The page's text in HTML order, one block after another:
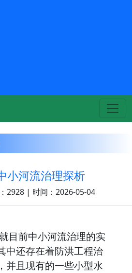
小河流治理探析
2928 | 时间：2026-05-04
目前中小河流治理的实
中还存在着防洪工程治
并且现有的一些小型水